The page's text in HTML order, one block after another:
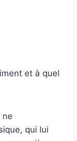
et à quel
ne
qui lui